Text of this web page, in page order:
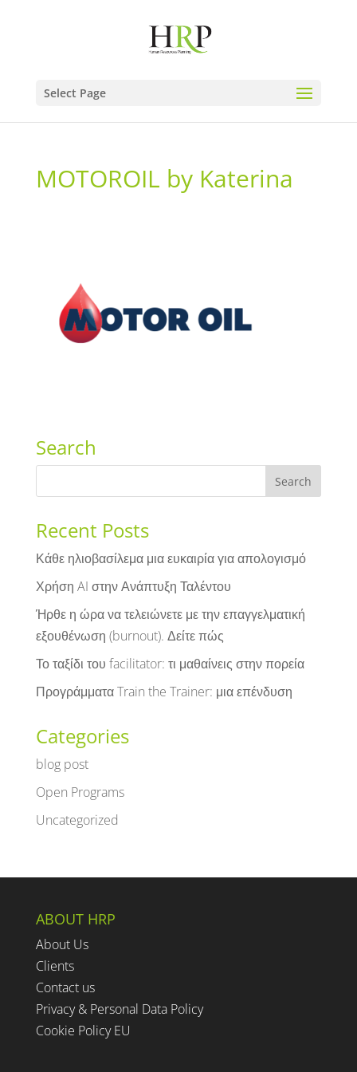
Select Page
MOTOROIL by Katerina
Search
Recent Posts
Κάθε ηλιοβασίλεμα μια ευκαιρία για απολογισμό
Χρήση AI στην Ανάπτυξη Ταλέντου
Ήρθε η ώρα να τελειώνετε με την επαγγελματική
εξουθένωση (burnout). Δείτε πώς
Το ταξίδι του facilitator: τι μαθαίνεις στην πορεία
Προγράμματα Train the Trainer: μια επένδυση
Categories
blog post
Open Programs
Uncategorized
ABOUT HRP
About Us
Clients
Contact us
Privacy & Personal Data Policy
Cookie Policy EU